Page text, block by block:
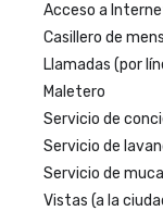
Acceso a
Casillero de
Llamadas (por
Maletero
Servicio de
Servicio de
Servicio de
Vistas (a la